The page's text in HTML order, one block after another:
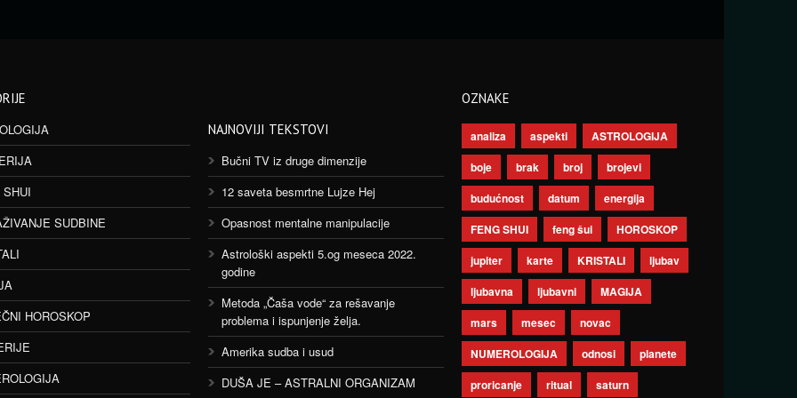
SUDBINE
HOROSKOP
NAJNOVIJI TEKSTOVI
Bučni TV iz druge dimenzije
12 saveta besmrtne Lujze Hej
Opasnost mentalne manipulacije
Astrološki aspekti 5.og meseca 2022.
godine
Metoda „Čaša vode“ za rešavanje
problema i ispunjenje želja.
Amerika sudba i usud
DUŠA JE – ASTRALNI ORGANIZAM
OZNAKE
analiza aspekti
ASTROLOGIJA
boje
brak broj
brojevi
budućnost
datum
energija
FENG SHUI
feng šui
HOROSKOP
jupiter
karte KRISTALI
ljubav
ljubavna
ljubavni
MAGIJA
mars
mesec
novac
NUMEROLOGIJA
odnosi
planete
proricanje
ritual saturn